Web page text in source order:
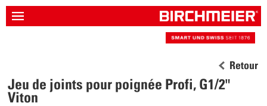
Retour
Jeu de joints pour poignée Profi, G1/2"
Viton